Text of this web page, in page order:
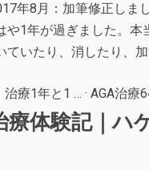
年8月：加筆修正しま
や1年が過ぎました。
ていたり、消したり、
治療1年と1 … · ‎AGA治
療体験記｜ハ